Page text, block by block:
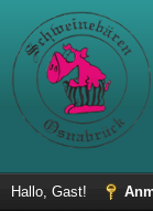
Hallo, Gast!